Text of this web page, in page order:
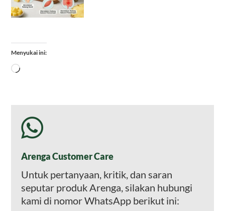
Menyukai ini:
Memuat...
Arenga Customer Care
Untuk pertanyaan, kritik, dan saran
seputar produk Arenga, silakan hubungi
kami di nomor WhatsApp berikut ini: